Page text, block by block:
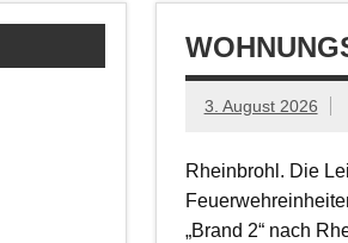
3. August 2026
Rheinbrohl. Die
„Brand 2“ nach